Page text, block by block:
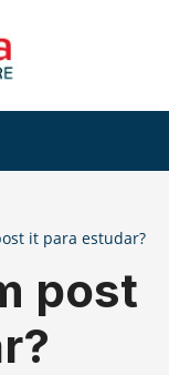
it para estudar?
post